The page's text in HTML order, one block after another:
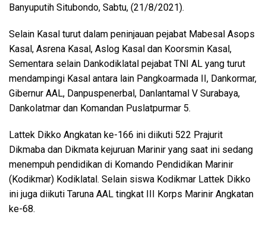
Banyuputih Situbondo, Sabtu, (21/8/2021).
Selain Kasal turut dalam peninjauan pejabat Mabesal Asops
Kasal, Asrena Kasal, Aslog Kasal dan Koorsmin Kasal,
Sementara selain Dankodiklatal pejabat TNI AL yang turut
mendampingi Kasal antara lain Pangkoarmada II, Dankormar,
Gibernur AAL, Danpuspenerbal, Danlantamal V Surabaya,
Dankolatmar dan Komandan Puslatpurmar 5.
Lattek Dikko Angkatan ke-166 ini diikuti 522 Prajurit
Dikmaba dan Dikmata kejuruan Marinir yang saat ini sedang
menempuh pendidikan di Komando Pendidikan Marinir
(Kodikmar) Kodiklatal. Selain siswa Kodikmar Lattek Dikko
ini juga diikuti Taruna AAL tingkat III Korps Marinir Angkatan
ke-68.